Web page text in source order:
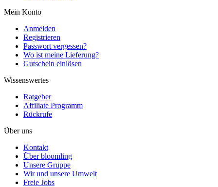
Mein Konto
Anmelden
Registrieren
Passwort vergessen?
Wo ist meine Lieferung?
Gutschein einlösen
Wissenswertes
Ratgeber
Affiliate Programm
Rückrufe
Über uns
Kontakt
Über bloomling
Unsere Gruppe
Wir und unsere Umwelt
Freie Jobs